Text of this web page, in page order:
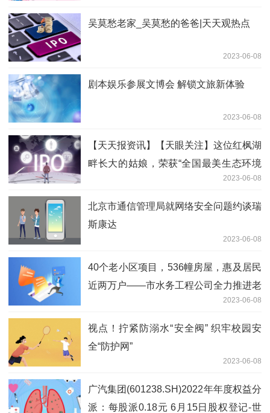
吴莫愁老家_吴莫愁的爸爸|天天观热点
2023-06-08
剧本娱乐参展文博会 解锁文旅新体验
2023-06-08
【天天报资讯】【天眼关注】这位红枫湖
畔长大的姑娘，荣获“全国最美生态环境
2023-06-08
北京市通信管理局就网络安全问题约谈瑞
斯康达
2023-06-08
40个老小区项目，536幢房屋，惠及居民
近两万户——市水务工程公司全力推进老
旧小区供水设施改造工程|每日热文2023-06-08
视点！拧紧防溺水“安全阀” 织牢校园安
全“防护网”
2023-06-08
广汽集团(601238.SH)2022年年度权益分
派：每股派0.18元 6月15日股权登记-世